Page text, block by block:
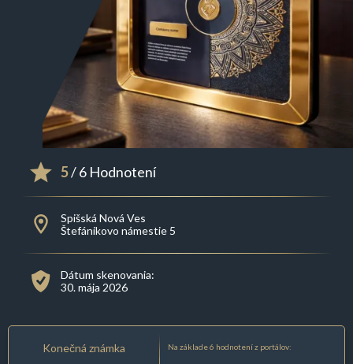
5/ 6 Hodnotení
Spišská Nová Ves
Štefánikovo námestie 5
Dátum skenovania:
30. mája 2026
Konečná známka Na základe 6 hodnotení z portálov: